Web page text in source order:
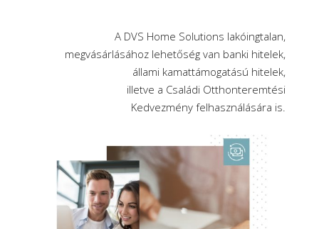
A DVS Home Solutions lakóingtalan,
megvásárlásához lehetőség van banki hitelek,
állami kamattámogatású hitelek,
illetve a Családi Otthonteremtési
Kedvezmény felhasználására is.